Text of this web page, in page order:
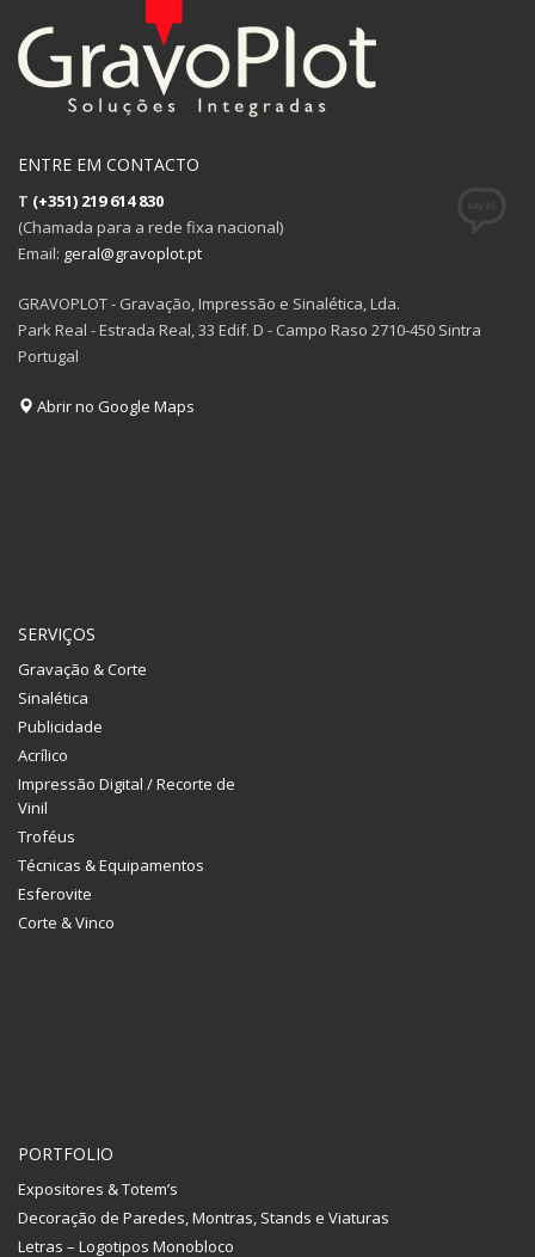
ENTRE EM CONTACTO
T (+351) 219 614 830
(Chamada para a rede fixa nacional)
Email: geral@gravoplot.pt
GRAVOPLOT - Gravação, Impressão e Sinalética, Lda.
Park Real - Estrada Real, 33 Edif. D - Campo Raso 2710-450 Sintra
Portugal
Abrir no Google Maps
SERVIÇOS
Gravação & Corte
Sinalética
Publicidade
Acrílico
Impressão Digital / Recorte de
Vinil
Troféus
Técnicas & Equipamentos
Esferovite
Corte & Vinco
PORTFOLIO
Expositores & Totem’s
Decoração de Paredes, Montras, Stands e Viaturas
Letras – Logotipos Monobloco